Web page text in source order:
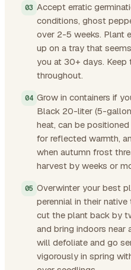
Accept erratic
conditions, ghost
over 2-5 weeks. Plant
up on a tray that
you at 30+ days.
throughout.
Grow in containers if
Black 20-liter (5-
heat, can be
for reflected warmth,
when autumn frost
harvest by weeks or
Overwinter your best
perennial in their
cut the plant back by
and bring indoors near
will defoliate and go
vigorously in spring